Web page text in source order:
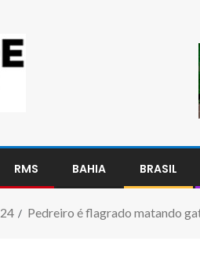
RMS BAHIA BRASIL
24 Pedreiro é flagrado matando